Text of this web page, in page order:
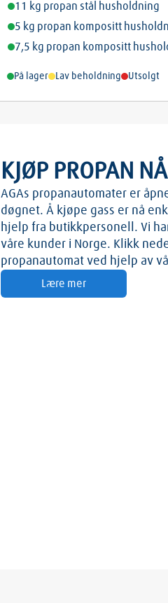
11 kg propan stål husholdning
5 kg propan kompositt
7,5 kg propan kompositt
På lager Lav beholdning Utsolgt
KJØP PROPAN
AGAs propanautomater er
døgnet. Å kjøpe gass er nå
hjelp fra butikkpersonell. Vi
våre kunder i Norge. Klikk
propanautomat ved hjelp av
Lære mer